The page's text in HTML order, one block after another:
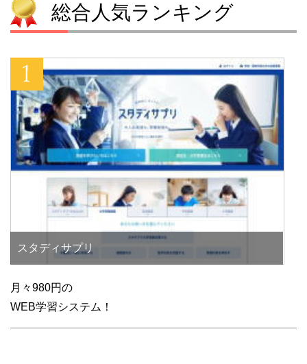
総合人気ランキング
スタディサプリ
月々980円の
WEB学習システム！